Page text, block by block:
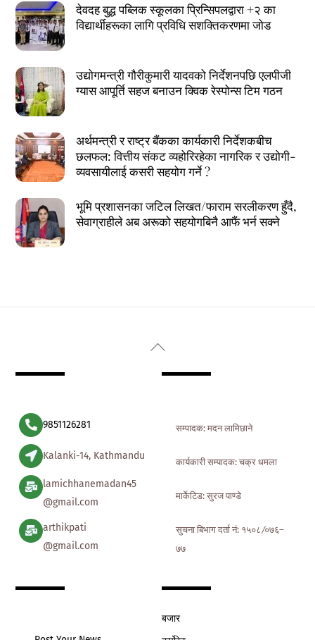
देवदह बुद्ध पब्लिक स्कूलका प्रिन्सिपलद्वारा +२ का
विद्यार्थीहरूका लागि प्रविधि सशक्तिकरणमा जोड
उद्योगमन्त्री गौरीकुमारी यादवको निर्देशनपछि एलपीजी
ग्यास आपूर्ति सहज बनाउन क्विक रेस्पोन्स टिम गठन
अर्थमन्त्री र राष्ट्र बैंकका कार्यकारी निर्देशकबीच
छलफल: वित्तीय संकट व्यहोरिरहेका नागरिक र उद्योगी-
व्यवसायीलाई कसरी सहयोग गर्ने ?
भूमि प्रशासनका जटिल लिखत/फाराम सरलीकरण हुँदै,
सेवाग्राहीले अब अरूको सहयोगबिनै आफैं भर्न सक्ने
Back
9851126281
Kalanki-14, Kathmandu
lamichhanemadan45
@gmail.com
arthikpati
@gmail.com
सम्पादक: मदन लामिछाने
कार्यकारी सम्पादक: चक्र धमला
मार्केटिड: सुरज पाण्डे
सुचना बिभाग दर्ता नं: १५०८ ∕०७६–
७७
बजार